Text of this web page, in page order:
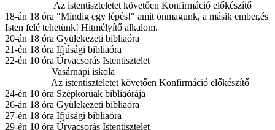
Az istentiszteletet követően Konfirmáció előkészítő
18-án 18 óra "Mindig egy lépés!" amit önmagunk, a másik ember,és
Isten felé tehetünk! Hitmélyítő alkalom.
20-án 18 óra Gyülekezeti bibliaóra
21-én 18 óra Ifjúsági bibliaóra
22-én 10 óra Úrvacsorás Istentisztelet
Vasárnapi iskola
Az istentiszteletet követően Konfirmáció előkészítő
24-én 10 óra Szépkorúak bibliaórája
26-án 18 óra Gyülekezeti bibliaóra
27-én 18 óra Ifjúsági bibliaóra
29-én 10 óra Úrvacsorás Istentisztelet